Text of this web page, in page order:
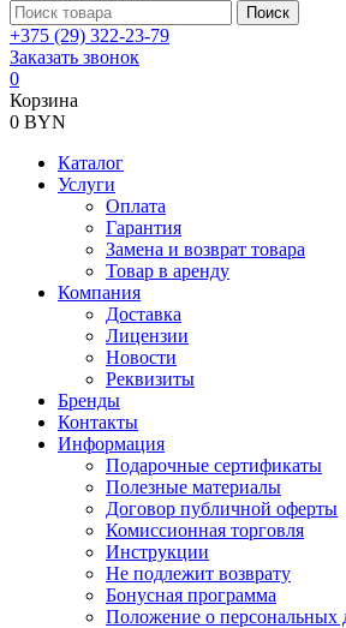
Поиск
+375 (29) 322-23-79
Заказать звонок
0
Корзина
0 BYN
Каталог
Услуги
Оплата
Гарантия
Замена и возврат товара
Товар в аренду
Компания
Доставка
Лицензии
Новости
Реквизиты
Бренды
Контакты
Информация
Подарочные сертификаты
Полезные материалы
Договор публичной оферты
Комиссионная торговля
Инструкции
Не подлежит возврату
Бонусная программа
Положение о персональных